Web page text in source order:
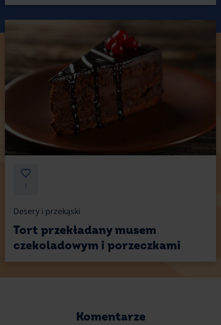
1
Desery i przekąski
Tort przekładany musem
czekoladowym i porzeczkami
Komentarze